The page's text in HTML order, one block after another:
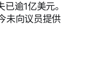
逾1亿美元。
未向议员提供